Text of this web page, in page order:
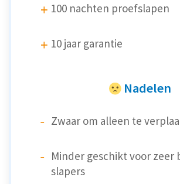
100 nachten proefslapen
10 jaar garantie
Nadelen
Zwaar om alleen te
Minder geschikt voor zeer
slapers